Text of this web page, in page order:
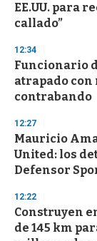
EE.UU. para
callado”
12:34
Funcionario
atrapado con
contrabando
12:27
Mauricio
United: los
Defensor
12:22
Construyen
de 145 km